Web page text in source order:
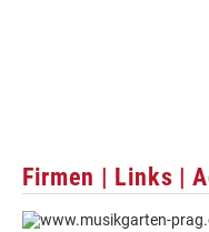
Firmen | Links |